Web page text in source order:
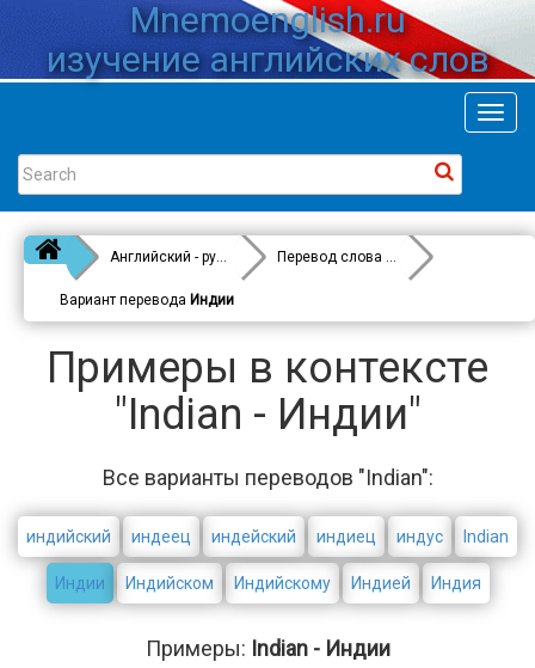
Mnemoenglish.ru
изучение английских слов
Английский - русский Перевод слова
Indian
Вариант перевода Индии
Примеры в контексте
"Indian - Индии"
Все варианты переводов "Indian":
индийский индеец индейский индиец индус Indian
Индии Индийском Индийскому Индией Индия
Примеры: Indian - Индии